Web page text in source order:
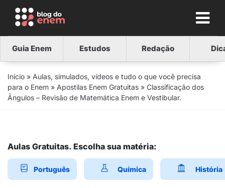
Guia Enem Estudos Redação
Início » Aulas, simulados, vídeos e tudo o que você precisa
para o Enem » Apostilas Enem Gratuitas » Classificação dos
Ângulos – Revisão de Matemática Enem e Vestibular.
Aulas Gratuitas. Escolha sua matéria:
Português Química História